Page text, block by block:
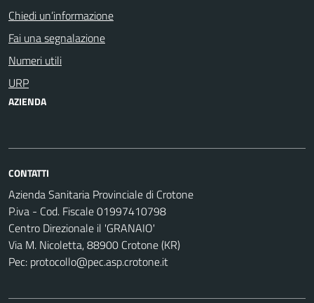
Chiedi un’informazione
Fai una segnalazione
Numeri utili
URP
AZIENDA
CONTATTI
Azienda Sanitaria Provinciale di Crotone
P.iva - Cod. Fiscale 01997410798
Centro Direzionale il 'GRANAIO'
Via M. Nicoletta, 88900 Crotone (KR)
Pec: protocollo@pec.asp.crotone.it